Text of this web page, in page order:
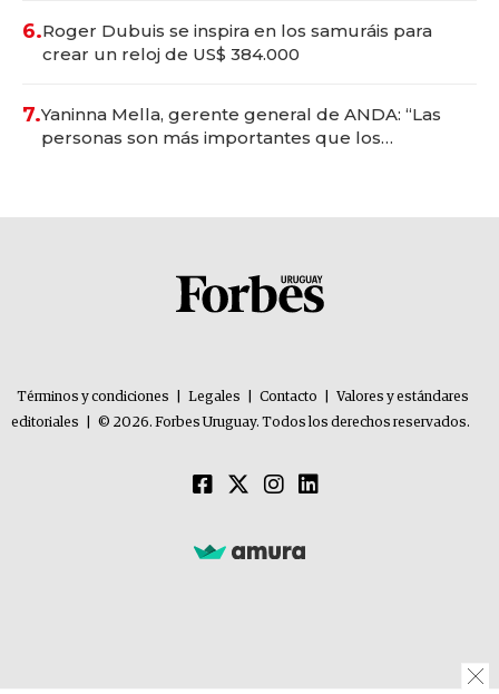
6.Roger Dubuis se inspira en los samuráis para
crear un reloj de US$ 384.000
7.Yaninna Mella, gerente general de ANDA: “Las
personas son más importantes que los
Términos y condiciones Legales Contacto
Valores y estándares
editoriales
© 2026. Forbes Uruguay. Todos los derechos reservados.